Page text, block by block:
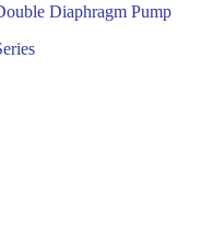
Diaphragm Pump